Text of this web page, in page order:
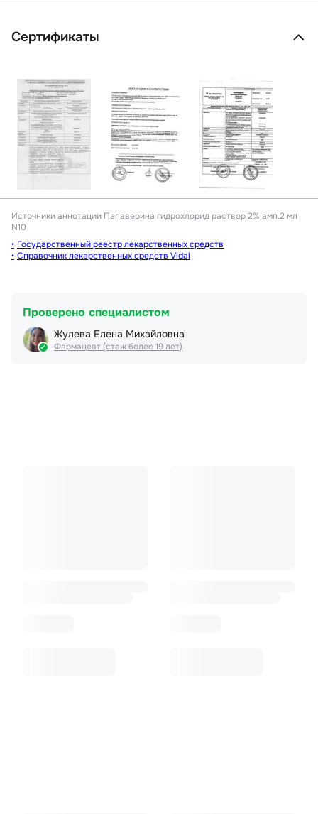
Сертификаты
Источники аннотации Папаверина гидрохлорид раствор 2% амп.2 мл
N10
Государственный реестр лекарственных средств
Справочник лекарственных средств Vidal
Проверено специалистом
Жулева Елена Михайловна
Фармацевт (стаж более 19 лет)